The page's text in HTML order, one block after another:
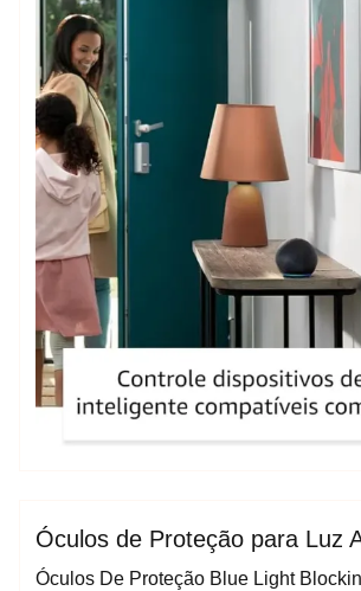
Blog
Óculos de Proteção para Luz
Óculos De Proteção Blue Light